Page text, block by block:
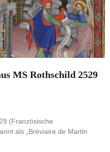
MS Rothschild 2529
(Französische
als „Bréviaire de Martin